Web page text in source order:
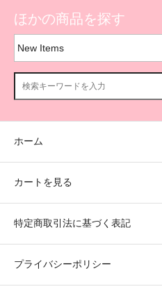
ほかの商品を探す
ホーム
カートを見る
特定商取引法に基づく表記
プライバシーポリシー